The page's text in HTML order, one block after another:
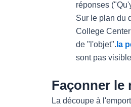
réponses
Sur le plan du
College
de "l'objet". la
sont pas
Façonner le
La découpe à